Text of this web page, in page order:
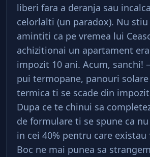
liberi fara a deranja sau
celorlalti (un paradox). Nu stiu
amintiti ca pe vremea lui
achizitionai un apartament
impozit 10 ani. Acum, sanchi!
pui termopane, panouri
termica ti se scade din
Dupa ce te chinui sa
de formulare ti se spune ca
in cei 40% pentru care existau
Boc ne mai punea sa